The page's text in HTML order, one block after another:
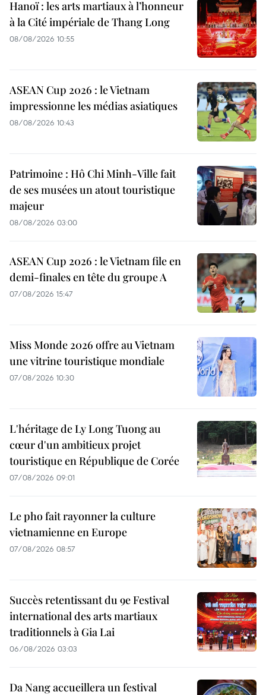
Hanoï : les arts martiaux à l’honneur
à la Cité impériale de Thang Long
08/08/2026 10:55
ASEAN Cup 2026 : le Vietnam
impressionne les médias asiatiques
08/08/2026 10:43
Patrimoine : Hô Chi Minh-Ville fait
de ses musées un atout touristique
majeur
08/08/2026 03:00
ASEAN Cup 2026 : le Vietnam file en
demi-finales en tête du groupe A
07/08/2026 15:47
Miss Monde 2026 offre au Vietnam
une vitrine touristique mondiale
07/08/2026 10:30
L'héritage de Ly Long Tuong au
cœur d'un ambitieux projet
touristique en République de Corée
07/08/2026 09:01
Le pho fait rayonner la culture
vietnamienne en Europe
07/08/2026 08:57
Succès retentissant du 9e Festival
international des arts martiaux
traditionnels à Gia Lai
06/08/2026 03:03
Da Nang accueillera un festival